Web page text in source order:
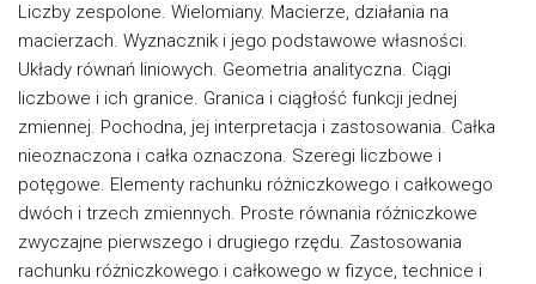
Liczby zespolone. Wielomiany. Macierze, działania na
macierzach. Wyznacznik i jego podstawowe własności.
Układy równań liniowych. Geometria analityczna. Ciągi
liczbowe i ich granice. Granica i ciągłość funkcji jednej
zmiennej. Pochodna, jej interpretacja i zastosowania. Całka
nieoznaczona i całka oznaczona. Szeregi liczbowe i
potęgowe. Elementy rachunku różniczkowego i całkowego
dwóch i trzech zmiennych. Proste równania różniczkowe
zwyczajne pierwszego i drugiego rzędu. Zastosowania
rachunku różniczkowego i całkowego w fizyce, technice i